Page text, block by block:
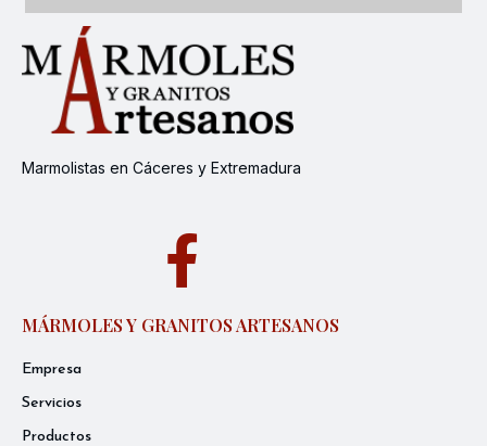
Marmolistas en Cáceres y Extremadura
MÁRMOLES Y GRANITOS ARTESANOS
Empresa
Servicios
Productos